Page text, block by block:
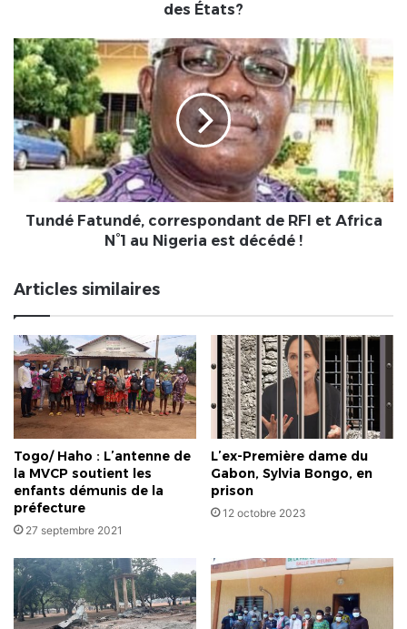
la
vie
politique
des
États?
des États?
Tundé
Fatundé,
correspondant
de
RFI
et
Africa
Nigeria
Tundé Fatundé, correspondant de RFI et Africa
N°1 au Nigeria est décédé !
Articles similaires
Togo/ Haho : L’antenne de
la MVCP soutient les
enfants démunis de la
préfecture
27 septembre 2021
L’ex-Première dame du
Gabon, Sylvia Bongo, en
prison
12 octobre 2023